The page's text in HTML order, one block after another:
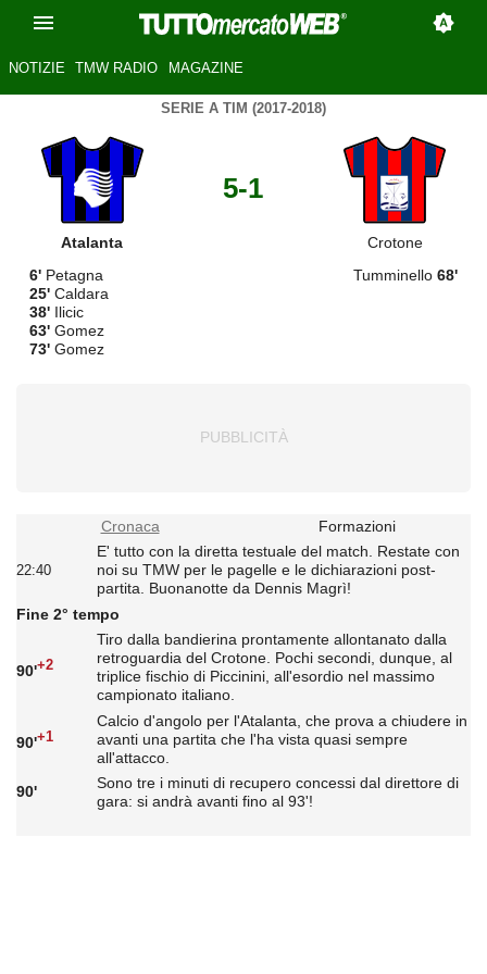
NOTIZIE TMW RADIO MAGAZINE
SERIE A TIM (2017-2018)
Atalanta
5-1
Crotone
6' Petagna
25' Caldara
38' Ilicic
63' Gomez
73' Gomez
Tumminello 68'
Cronaca Formazioni
22:40
E' tutto con la diretta testuale del match. Restate con
noi su TMW per le pagelle e le dichiarazioni post-
partita. Buonanotte da Dennis Magrì!
Fine 2° tempo
90'+2
Tiro dalla bandierina prontamente allontanato dalla
retroguardia del Crotone. Pochi secondi, dunque, al
triplice fischio di Piccinini, all'esordio nel massimo
campionato italiano.
90'+1
Calcio d'angolo per l'Atalanta, che prova a chiudere in
avanti una partita che l'ha vista quasi sempre
all'attacco.
90'
Sono tre i minuti di recupero concessi dal direttore di
gara: si andrà avanti fino al 93'!